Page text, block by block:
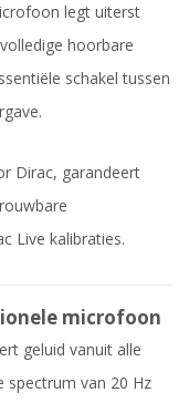
legt uiterst
hoorbare
schakel tussen
Dirac, garandeert
Live kalibraties.
microfoon
geluid vanuit alle
spectrum van 20 Hz